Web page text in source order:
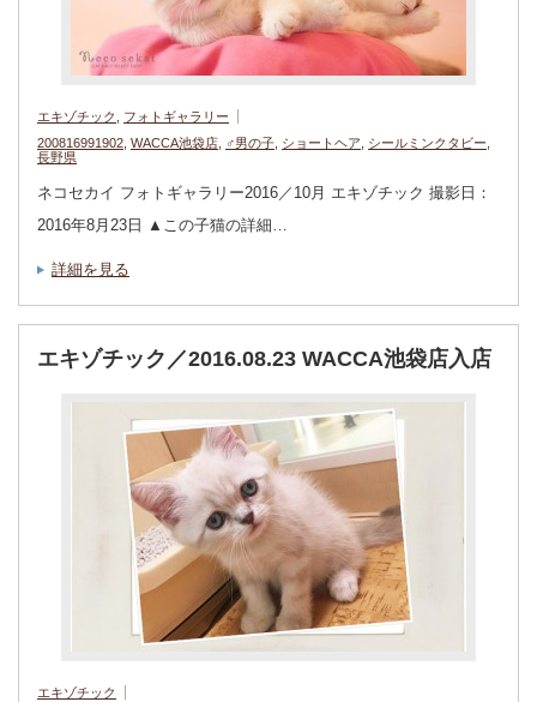
エキゾチック
フォトギャラリー
200816991902 WACCA池袋店 ♂男の子 ショートヘア シールミンクタビー
長野県
ネコセカイ フォトギャラリー2016／10月 エキゾチック 撮影日：
2016年8月23日 ▲この子猫の詳細…
詳細を見る
エキゾチック／2016.08.23 WACCA池袋店入店
エキゾチック